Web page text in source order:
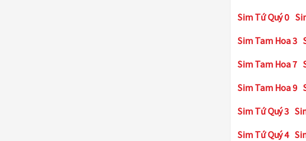
Sim Tứ Quý 0
Sim Tam Hoa 3
Sim Tam Hoa 7
Sim Tam Hoa 9
Sim Tứ Quý 3
Sim Tứ Quý 4